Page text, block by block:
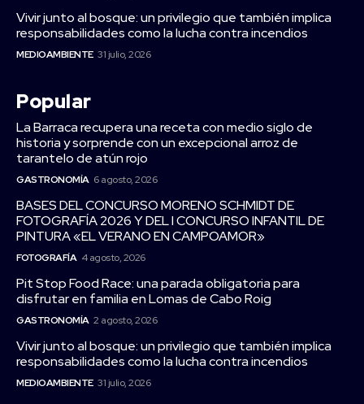
Vivir junto al bosque: un privilegio que también implica
responsabilidades como la lucha contra incendios
MEDIOAMBIENTE 31 julio, 2026
Popular
La Barraca recupera una receta con medio siglo de
historia y sorprende con un excepcional arroz de
tarantelo de atún rojo
GASTRONOMÍA 6 agosto, 2026
BASES DEL CONCURSO MORENO SCHMIDT DE
FOTOGRAFÍA 2026 Y DEL I CONCURSO INFANTIL DE
PINTURA «EL VERANO EN CAMPOAMOR»
FOTOGRAFÍA 4 agosto, 2026
Pit Stop Food Race: una parada obligatoria para
disfrutar en familia en Lomas de Cabo Roig
GASTRONOMÍA 2 agosto, 2026
Vivir junto al bosque: un privilegio que también implica
responsabilidades como la lucha contra incendios
MEDIOAMBIENTE 31 julio, 2026